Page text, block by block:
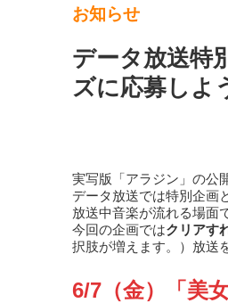
お知らせ
データ放送特
ズに応募しよ
実写版「アラジン」の公
データ放送では特別企画
放送中音楽が流れる場面
今回の企画ではクリアす
択肢が増えます。）放送
6/7（金）「美